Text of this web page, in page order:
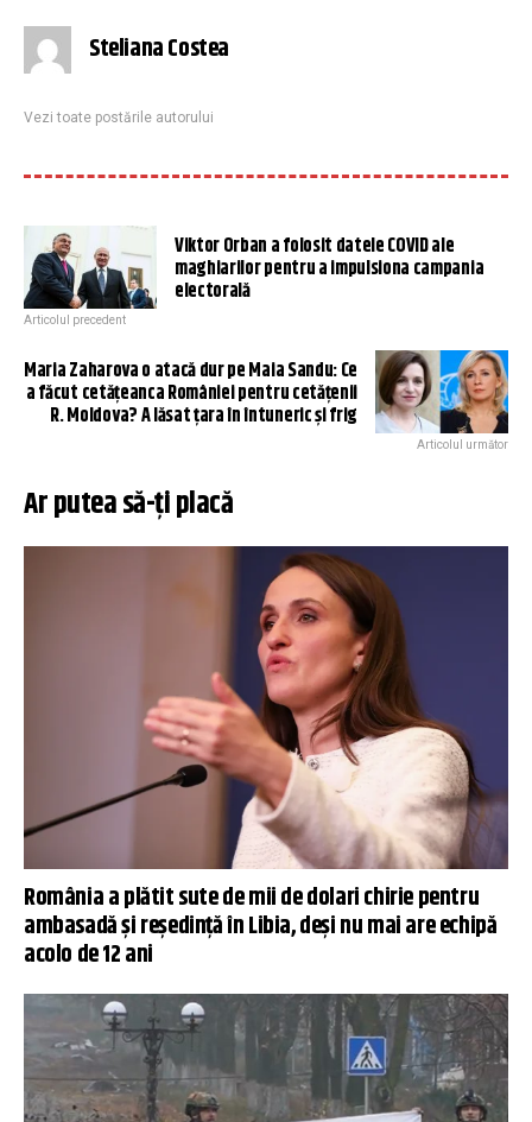
Steliana Costea
Vezi toate postările autorului
Viktor Orban a folosit datele COVID ale
maghiarilor pentru a impulsiona campania
electorală
Articolul precedent
Maria Zaharova o atacă dur pe Maia Sandu: Ce
a făcut cetăţeanca României pentru cetăţenii
R. Moldova? A lăsat țara în întuneric și frig
Articolul următor
Ar putea să-ți placă
România a plătit sute de mii de dolari chirie pentru
ambasadă și reședință în Libia, deși nu mai are echipă
acolo de 12 ani